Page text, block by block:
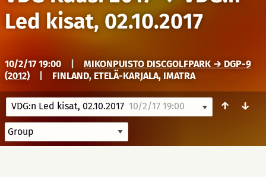
Led kisat, 02.10.2017
10/2/17 19:00
MIKONPUISTO DISCGOLFPARK → DGP-9
(2012)
FINLAND, ETELÄ-KARJALA, IMATRA
VDG:n Led kisat, 02.10.2017 10/2/17 19:00 ↑ ↓